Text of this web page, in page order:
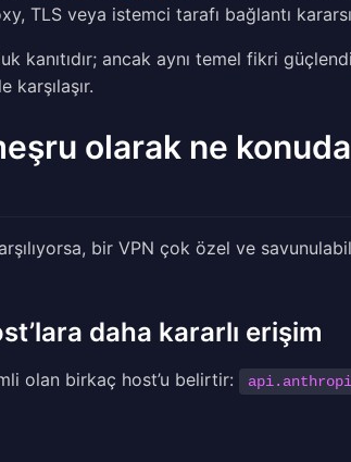
TLS veya istemci tarafı bağlantı
kanıtıdır; ancak aynı temel fikri
olarak ne konuda
bir VPN çok özel ve
daha kararlı erişim
olan birkaç host’u belirtir: